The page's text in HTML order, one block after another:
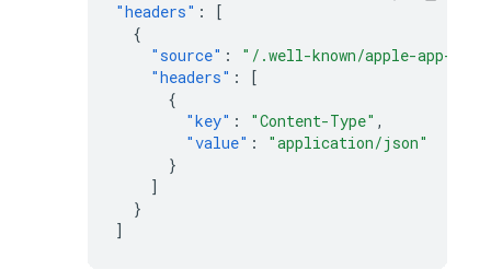
"headers" :
[
{
"source" :
"/.well-known/apple-app-
"headers" :
[
{
"key" : "Content-Type" ,
"value" :
"application/json"
}
]
}
]